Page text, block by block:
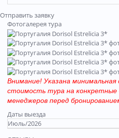
Отправить заявку
Фотогалерея тура
Внимание! Указана
стоимость тура на конкретные
менеджеров перед
Даты выезда
Июль/2026